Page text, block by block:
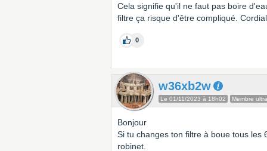
Cela signifie qu'il ne faut pas boire
filtre ça risque d'être compliqué.
0
w36xb2w
Le 01/11/2023 à 18h02 Membre
Bonjour
Si tu changes ton filtre à boue tous
robinet.